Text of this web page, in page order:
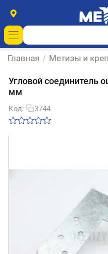
Главная / Метизы и
Угловой соединитель
мм
Код: 3744